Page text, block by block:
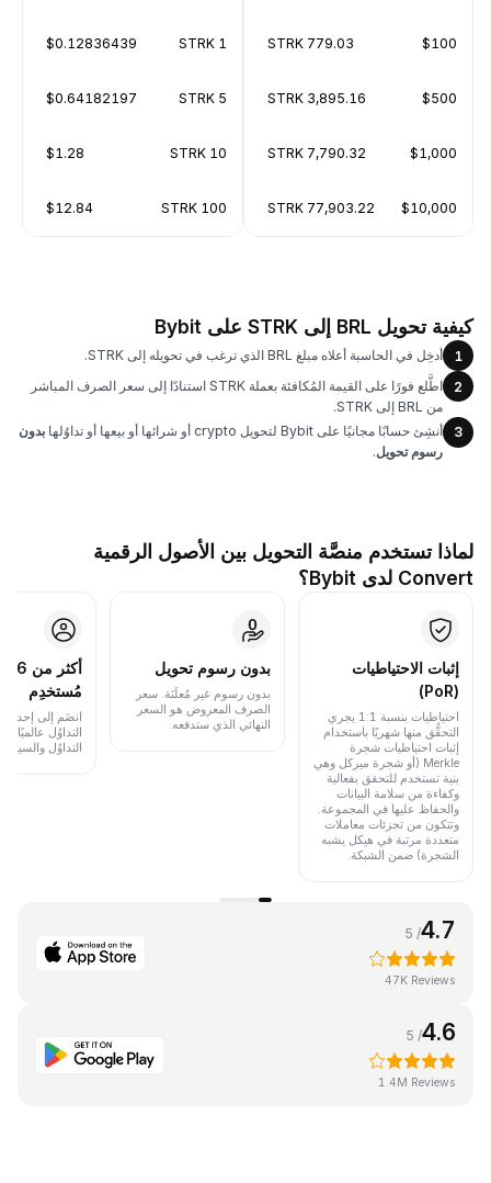
$100
779.03 STRK
$500
3,895.16 STRK
$1,000
7,790.32 STRK
$10,000
77,903.22 STRK
1 STRK
$0.12836439
5 STRK
$0.64182197
10 STRK
$1.28
100 STRK
$12.84
كيفية تحويل BRL إلى STRK على Bybit
1
أدخِل في الحاسبة أعلاه مبلغ BRL الذي ترغب في تحويله إلى STRK.
2
اطَّلع فورًا على القيمة المُكافئة بعملة STRK استنادًا إلى سعر الصرف المباشر
من BRL إلى STRK.
3
أنشِئ حسابًا مجانيًا على Bybit لتحويل crypto أو شرائها أو بيعها أو تداوُلها
بدون
رسوم تحويل.
لماذا تستخدم منصَّة التحويل بين الأصول الرقمية
Convert لدى Bybit؟
إثبات الاحتياطيات
(PoR)
احتياطيات بنسبة 1:1 يجري
التحقُّق منها شهريًا باستخدام
إثبات احتياطيات شجرة
Merkle (أو شجرة ميركل وهي
بنية تستخدم للتحقق بفعالية
وكفاءة من سلامة البيانات
والحفاظ عليها في المجموعة.
وتتكون من تجزئات معاملات
متعددة مرتبة في هيكل يشبه
الشجرة) ضمن الشبكة.
بدون رسوم تحويل
بدون رسوم غير مُعلَنَة. سعر
الصرف المعروض هو السعر
النهائي الذي ستدفعه.
مُستخدِم
انضَم إلى إحدى
التداوُل
التداوُل والسيولة.
4.7
/ 5
47K Reviews
4.6
/ 5
1.4M Reviews